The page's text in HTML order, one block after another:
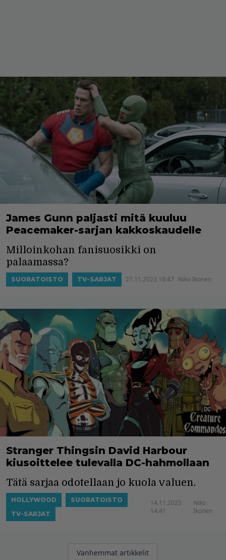
James Gunn paljasti mitä kuuluu
Peacemaker-sarjan kakkoskaudelle
Milloinkohan fanisuosikki on
palaamassa?
SUORATOISTO TV-SARJAT 27.11.2023 18:47 Niko Ikonen
Stranger Thingsin David Harbour
kiusoittelee tulevalla DC-hahmollaan
Tätä sarjaa odotellaan jo kuola valuen.
HOLLYWOOD
SUORATOISTO
TV-SARJAT
14.11.2023
14:41
Niko
Ikonen
Artikkelien
Vanhemmat artikkelit